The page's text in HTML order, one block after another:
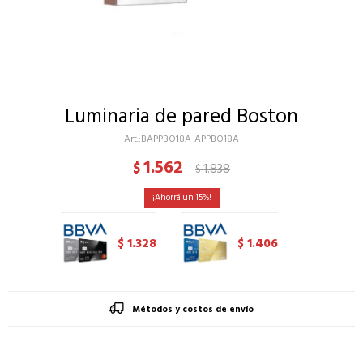
Luminaria de pared Boston
BAPPBO18A-APPBO18A
$1.562 $1.838
15
$1.328 $1.406
Métodos y costos de envío